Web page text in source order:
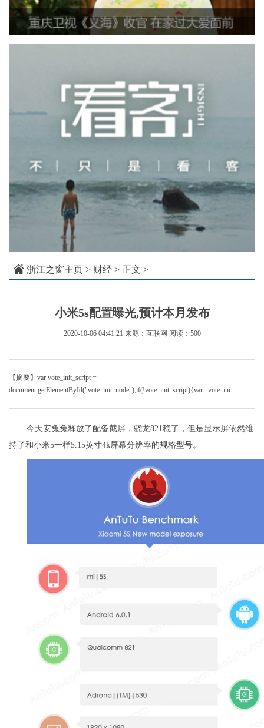
浙江之窗主页 > 财经 > 正文 >
小米5s配置曝光,预计本月发布
2020-10-06 04:41:21 来源：互联网 阅读：500
【摘要】var vote_init_script =
document.getElementById("vote_init_node");if(!vote_init_script){var _vote_ini
今天安兔兔释放了配备截屏，骁龙821稳了，但是显示屏依然维
持了和小米5一样5.15英寸4k屏幕分辨率的规格型号。